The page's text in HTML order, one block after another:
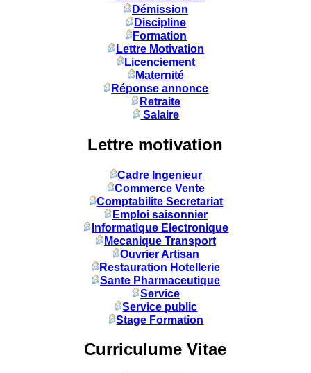
Démission
Discipline
Formation
Lettre Motivation
Licenciement
Maternité
Réponse annonce
Retraite
Salaire
Lettre motivation
Cadre Ingenieur
Commerce Vente
Comptabilite Secretariat
Emploi saisonnier
Informatique Electronique
Mecanique Transport
Ouvrier Artisan
Restauration Hotellerie
Sante Pharmaceutique
Service
Service public
Stage Formation
Curriculume Vitae